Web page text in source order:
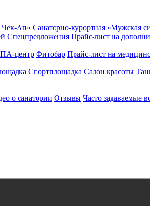
Чек-Ап» Санаторно-курортная «Мужская
Спецпредложения Прайс-лист на
центр Фитобар Прайс-лист на
Спортплощадка Салон красоты
о санатории Отзывы Часто задаваемые